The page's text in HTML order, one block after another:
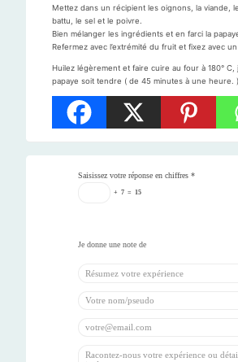
Mettez dans un récipient les oignons, la viande,
battu, le sel et le poivre.
Bien mélanger les ingrédients et en farci la
Refermez avec l’extrémité du fruit et fixez avec
Huilez légèrement et faire cuire au four à 180° C,
papaye soit tendre ( de 45 minutes à une heure. )
Saisissez votre réponse en chiffres *
+ 7 = 15